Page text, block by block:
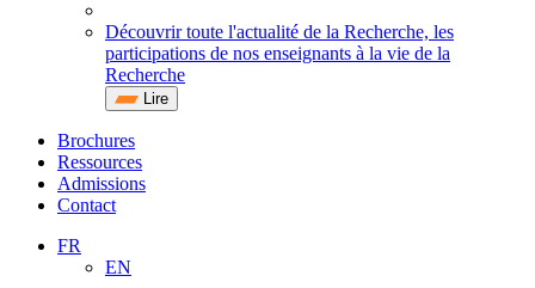
Découvrir toute l'actualité de la Recherche, les
participations de nos enseignants à la vie de la
Recherche
Lire
Brochures
Ressources
Admissions
Contact
FR
EN